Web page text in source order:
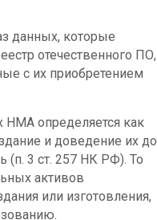
данных, которые
отечественного ПО,
с их приобретением
НМА определяется как
и доведение их до
(п. 3 ст. 257 НК РФ). То
активов
или изготовления,